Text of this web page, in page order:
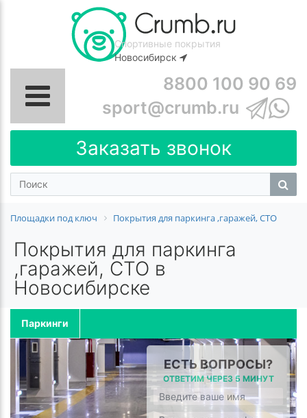
Спортивные покрытия
Новосибирск
8800 100 90 69
sport@crumb.ru
Заказать звонок
Площадки под ключ Покрытия для паркинга ,гаражей, СТО
Покрытия для паркинга
,гаражей, СТО в
Новосибирске
Паркинги
ЕСТЬ ВОПРОСЫ?
ОТВЕТИМ ЧЕРЕЗ 5 МИНУТ